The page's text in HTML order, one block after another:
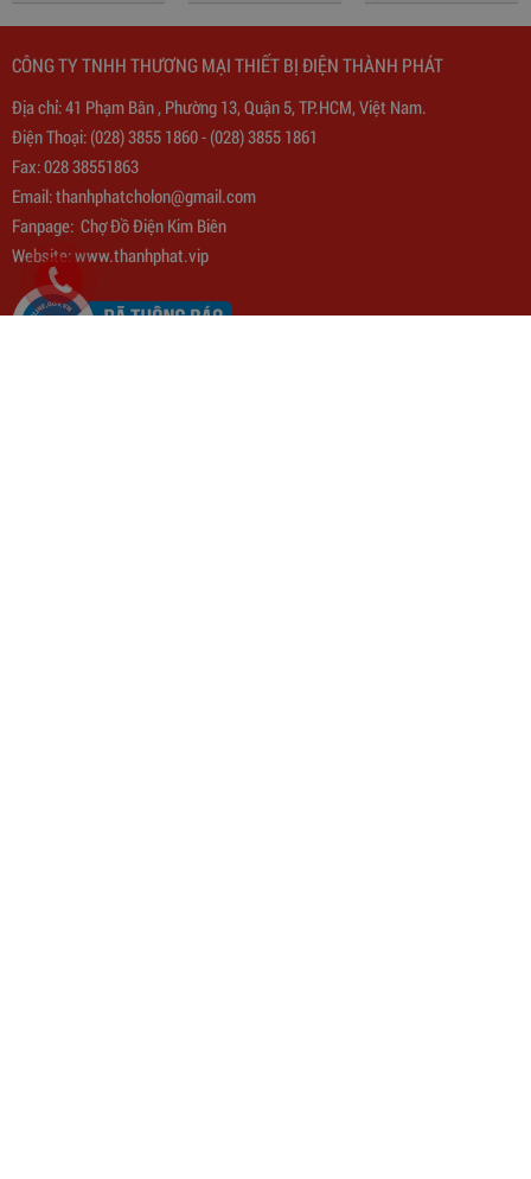
775,000đ
CÔNG TY TNHH THƯƠNG MẠI THIẾT BỊ ĐIỆN THÀNH PHÁT
Địa chỉ: 41 Phạm Bân , Phường 13, Quận 5, TP.HCM, Việt Nam.
Điện Thoại: (028) 3855 1860- (028) 3855 1861
Fax: 028 38551863
Email:thanhphatcholon@gmail.com
Fanpage: Chợ Đồ Điện Kim Biên
Website: www.thanhphat.vip